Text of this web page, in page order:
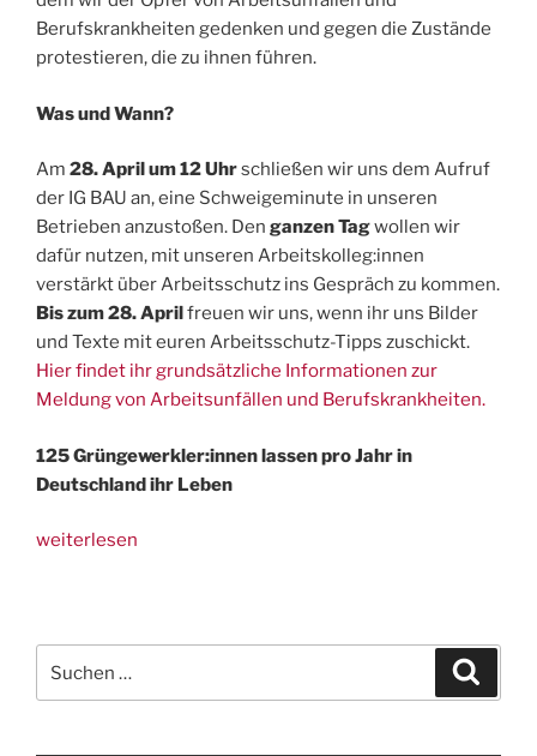
Berufskrankheiten gedenken und gegen die Zustände
protestieren, die zu ihnen führen.
Was und Wann?
Am 28. April um 12 Uhrschließen wir uns dem Aufruf
der IG BAU an, eine Schweigeminute in unseren
Betrieben anzustoßen. Den ganzen Tagwollen wir
dafür nutzen, mit unseren Arbeitskolleg:innen
verstärkt über Arbeitsschutz ins Gespräch zu kommen.
Bis zum 28. Aprilfreuen wir uns, wenn ihr uns Bilder
und Texte mit euren Arbeitsschutz-Tipps zuschickt.
Hier findet ihr grundsätzliche Informationen zur
Meldung von Arbeitsunfällen und Berufskrankheiten.
125 Grüngewerkler:innen lassen pro Jahr in
Deutschland ihr Leben
„28.
die
Opfer
weiterlesen
nach: